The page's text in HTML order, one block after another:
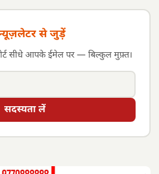
से जुड़ें
सीधे आपके ईमेल पर — बिल्कुल मुफ़्त।
सदस्यता लें